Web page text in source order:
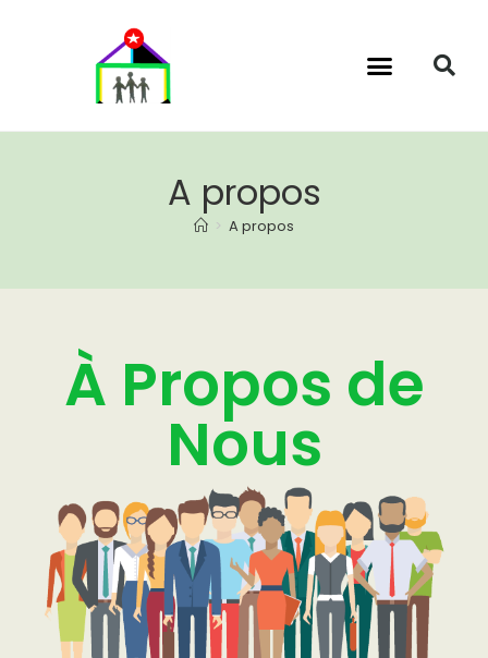
A propos
> A propos
À Propos de
Nous